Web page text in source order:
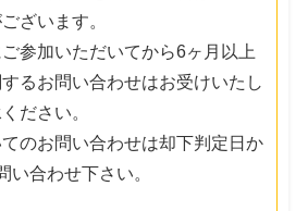
ざいます。
参加いただいてから6ヶ月以上
るお問い合わせはお受けいたし
ださい。
のお問い合わせは却下判定日か
い合わせ下さい。